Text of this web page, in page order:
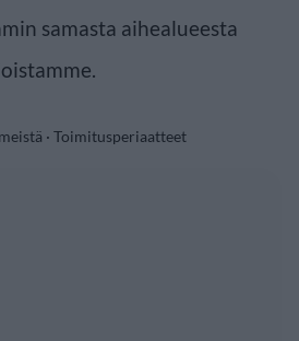
samasta aihealueesta
· Toimitusperiaatteet